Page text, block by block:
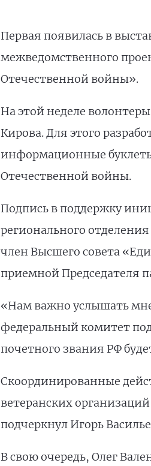
Первая появилась в
межведомственного
Отечественной войны».
На этой неделе
Кирова. Для этого
информационные буклеты
Отечественной войны.
Подпись в поддержку
регионального
член Высшего совета
приемной Председателя
«Нам важно услышать
федеральный комитет
почетного звания РФ
Скоординированные
ветеранских
подчеркнул Игорь
В свою очередь, Олег